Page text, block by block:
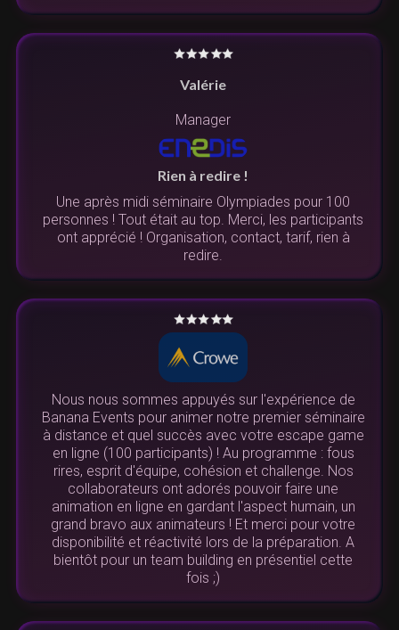
Valérie
Manager
Rien à redire !
Une après midi séminaire Olympiades pour 100
personnes ! Tout était au top. Merci, les participants
ont apprécié ! Organisation, contact, tarif, rien à
redire.
Nous nous sommes appuyés sur l'expérience de
Banana Events pour animer notre premier séminaire
à distance et quel succès avec votre escape game
en ligne (100 participants) ! Au programme : fous
rires, esprit d'équipe, cohésion et challenge. Nos
collaborateurs ont adorés pouvoir faire une
animation en ligne en gardant l'aspect humain, un
grand bravo aux animateurs ! Et merci pour votre
disponibilité et réactivité lors de la préparation. A
bientôt pour un team building en présentiel cette
fois ;)